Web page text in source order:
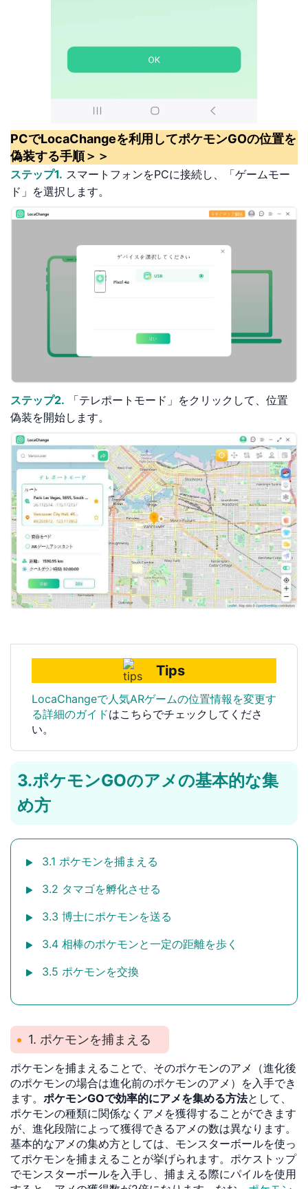
PCでLocaChangeを利用してポケモンGOの位置を
偽装する手順＞＞
ステップ1. スマートフォンをPCに接続し、「ゲームモー
ド」を選択します。
ステップ2. 「テレポートモード」をクリックして、位置
偽装を開始します。
Tips
LocaChangeで人気ARゲームの位置情報を変更す
る詳細のガイドはこちらでチェックしてくださ
い。
3.ポケモンGOのアメの基本的な集
め方
3.1 ポケモンを捕まえる
3.2 タマゴを孵化させる
3.3 博士にポケモンを送る
3.4 相棒のポケモンと一定の距離を歩く
3.5 ポケモンを交換
1. ポケモンを捕まえる
ポケモンを捕まえることで、そのポケモンのアメ（進化後
のポケモンの場合は進化前のポケモンのアメ）を入手でき
ます。 ポケモンGOで効率的にアメを集める方法として、
ポケモンの種類に関係なくアメを獲得することができます
が、進化段階によって獲得できるアメの数は異なります。
基本的なアメの集め方としては、モンスターボールを使っ
てポケモンを捕まえることが挙げられます。ポケストップ
でモンスターボールを入手し、捕まえる際にパイルを使用